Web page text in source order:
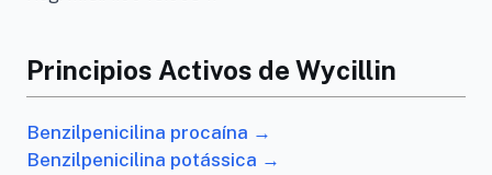
Principios Activos de Wycillin
Benzilpenicilina procaína →
Benzilpenicilina potássica →